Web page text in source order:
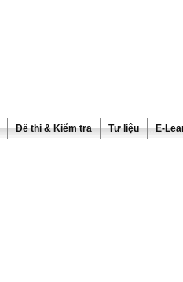
Đề thi & Kiểm tra Tư liệu E-